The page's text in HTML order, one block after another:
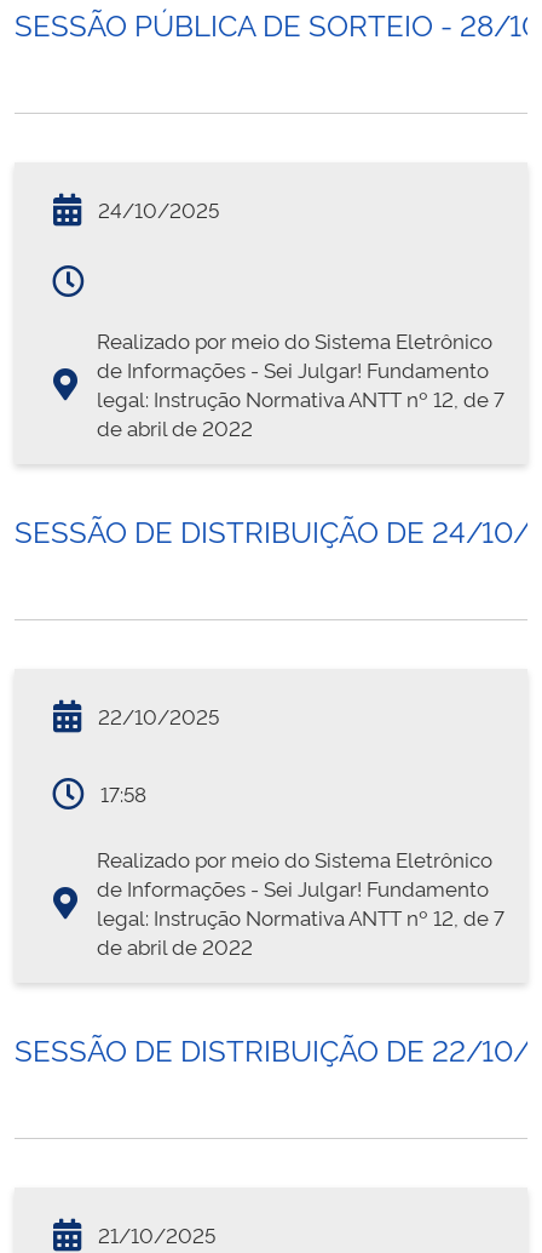
SESSÃO PÚBLICA DE SORTEIO - 28/
24/10/2025
Realizado por meio do Sistema Eletrônico
de Informações - Sei Julgar! Fundamento
legal: Instrução Normativa ANTT nº 12, de 7
de abril de 2022
SESSÃO DE DISTRIBUIÇÃO DE 24/10/
22/10/2025
17:58
Realizado por meio do Sistema Eletrônico
de Informações - Sei Julgar! Fundamento
legal: Instrução Normativa ANTT nº 12, de 7
de abril de 2022
SESSÃO DE DISTRIBUIÇÃO DE 22/10/
21/10/2025